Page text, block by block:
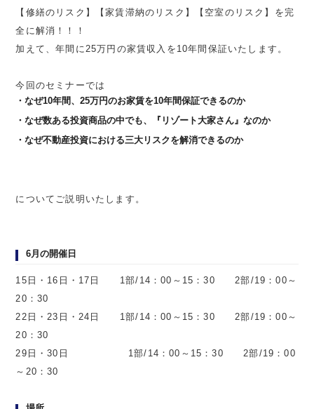
【修繕のリスク】【家賃滞納のリスク】【空室のリスク】を完
全に解消！！！
加えて、年間に25万円の家賃収入を10年間保証いたします。
今回のセミナーでは
なぜ10年間、25万円のお家賃を10年間保証できるのか
なぜ数ある投資商品の中でも、『リゾート大家さん』なのか
なぜ不動産投資における三大リスクを解消できるのか
についてご説明いたします。
6月の開催日
15日・16日・17日 1部/14：00～15：30 2部/19：00～
20：30
22日・23日・24日 1部/14：00～15：30 2部/19：00～
20：30
29日・30日 1部/14：00～15：30 2部/19：00
～20：30